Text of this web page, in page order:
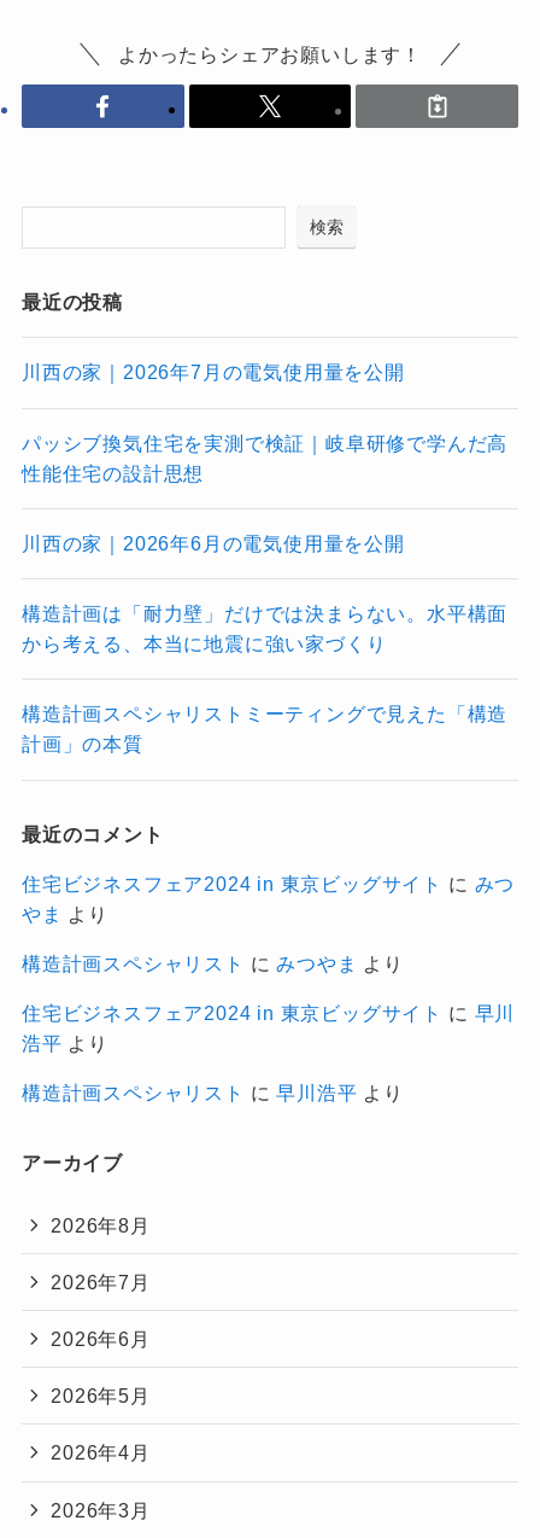
よかったらシェアお願いします！
検索
最近の投稿
川西の家｜2026年7月の電気使用量を公開
パッシブ換気住宅を実測で検証｜岐阜研修で学んだ高
性能住宅の設計思想
川西の家｜2026年6月の電気使用量を公開
構造計画は「耐力壁」だけでは決まらない。水平構面
から考える、本当に地震に強い家づくり
構造計画スペシャリストミーティングで見えた「構造
計画」の本質
最近のコメント
住宅ビジネスフェア2024 in 東京ビッグサイト に みつ
やま
より
構造計画スペシャリスト にみつやま より
住宅ビジネスフェア2024 in 東京ビッグサイト に 早川
浩平 より
構造計画スペシャリスト に早川浩平 より
アーカイブ
2026年8月
2026年7月
2026年6月
2026年5月
2026年4月
2026年3月